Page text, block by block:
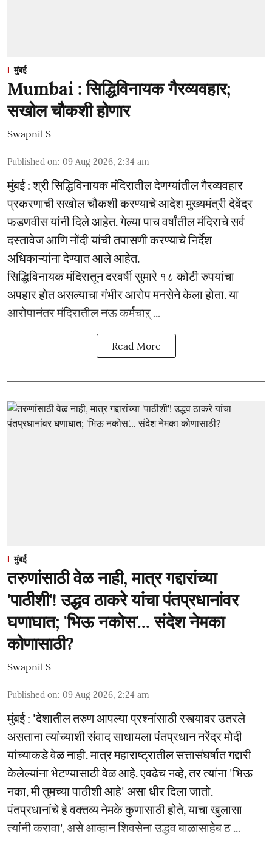
मुंबई
Mumbai : सिद्धिविनायक गैरव्यवहार;
सखोल चौकशी होणार
Swapnil S
Published on: 09 Aug 2026, 2:34 am
मुंबई : श्री सिद्धिविनायक मंदिरातील देणग्यांतील गैरव्यवहार
प्रकरणाची सखोल चौकशी करण्याचे आदेश मुख्यमंत्री देवेंद्र
फडणवीस यांनी दिले आहेत. गेल्या पाच वर्षांतील मंदिराचे सर्व
दस्तावेज आणि नोंदी यांची तपासणी करण्याचे निर्देश
अधिकाऱ्यांना देण्यात आले आहेत.
सिद्धिविनायक मंदिरातून दरवर्षी सुमारे १८ कोटी रुपयांचा
अपहार होत असल्याचा गंभीर आरोप मनसेने केला होता. या
आरोपानंतर मंदिरातील नऊ कर्मचाऱ् ...
Read More
मुंबई
तरुणांसाठी वेळ नाही, मात्र गद्दारांच्या
'पाठीशी'! उद्धव ठाकरे यांचा पंतप्रधानांवर
घणाघात; 'भिऊ नकोस'... संदेश नेमका
कोणासाठी?
Swapnil S
Published on: 09 Aug 2026, 2:24 am
मुंबई : 'देशातील तरुण आपल्या प्रश्नांसाठी रस्त्यावर उतरले
असताना त्यांच्याशी संवाद साधायला पंतप्रधान नरेंद्र मोदी
यांच्याकडे वेळ नाही. मात्र महाराष्ट्रातील सत्तासंघर्षात गद्दारी
केलेल्यांना भेटण्यासाठी वेळ आहे. एवढेच नव्हे, तर त्यांना 'भिऊ
नका, मी तुमच्या पाठीशी आहे' असा धीर दिला जातो.
पंतप्रधानांचे हे वक्तव्य नेमके कुणासाठी होते, याचा खुलासा
त्यांनी करावा', असे आव्हान शिवसेना उद्धव बाळासाहेब ठ ...